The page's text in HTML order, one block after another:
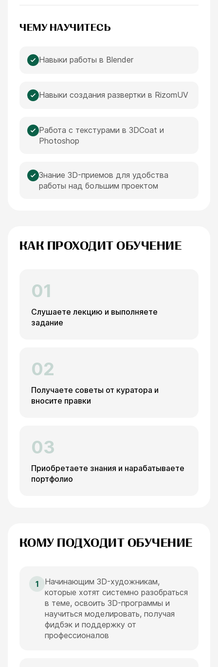
ЧЕМУ НАУЧИТЕСЬ
Навыки работы в Blender
Навыки cоздания развертки в RizomUV
Работа с текстурами в 3DCoat и
Photoshop
Знание 3D-приемов для удобства
работы над большим проектом
КАК ПРОХОДИТ ОБУЧЕНИЕ
01
Слушаете лекцию и выполняете
задание
02
Получаете советы от куратора и
вносите правки
03
Приобретаете знания и нарабатываете
портфолио
КОМУ ПОДХОДИТ ОБУЧЕНИЕ
1
Начинающим 3D-художникам,
которые хотят системно разобраться
в теме, освоить 3D-программы и
научиться моделировать, получая
фидбэк и поддержку от
профессионалов